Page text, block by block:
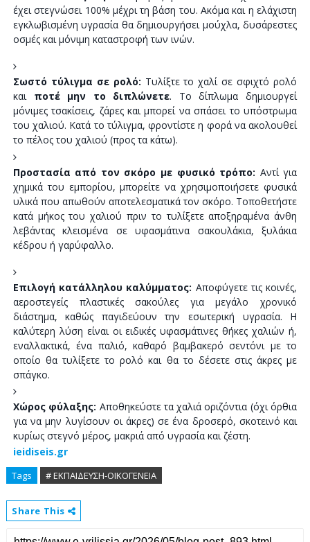
έχει στεγνώσει 100% μέχρι τη βάση του. Ακόμα και η ελάχιστη
εγκλωβισμένη υγρασία θα δημιουργήσει μούχλα, δυσάρεστες
οσμές και μόνιμη καταστροφή των ινών.
Σωστό τύλιγμα σε ρολό: Τυλίξτε το χαλί σε σφιχτό ρολό
και ποτέ μην το διπλώνετε. Το δίπλωμα δημιουργεί
μόνιμες τσακίσεις, ζάρες και μπορεί να σπάσει το υπόστρωμα
του χαλιού. Κατά το τύλιγμα, φροντίστε η φορά να ακολουθεί
το πέλος του χαλιού (προς τα κάτω).
Προστασία από τον σκόρο με φυσικό τρόπο: Αντί για
χημικά του εμπορίου, μπορείτε να χρησιμοποιήσετε φυσικά
υλικά που απωθούν αποτελεσματικά τον σκόρο. Τοποθετήστε
κατά μήκος του χαλιού πριν το τυλίξετε αποξηραμένα άνθη
λεβάντας κλεισμένα σε υφασμάτινα σακουλάκια, ξυλάκια
κέδρου ή γαρύφαλλο.
Επιλογή κατάλληλου καλύμματος: Αποφύγετε τις κοινές,
αεροστεγείς πλαστικές σακούλες για μεγάλο χρονικό
διάστημα, καθώς παγιδεύουν την εσωτερική υγρασία. Η
καλύτερη λύση είναι οι ειδικές υφασμάτινες θήκες χαλιών ή,
εναλλακτικά, ένα παλιό, καθαρό βαμβακερό σεντόνι με το
οποίο θα τυλίξετε το ρολό και θα το δέσετε στις άκρες με
σπάγκο.
Χώρος φύλαξης: Αποθηκεύστε τα χαλιά οριζόντια (όχι όρθια
για να μην λυγίσουν οι άκρες) σε ένα δροσερό, σκοτεινό και
κυρίως στεγνό μέρος, μακριά από υγρασία και ζέστη.
ieidiseis.gr
Tags # ΕΚΠΑΙΔΕΥΣΗ-ΟΙΚΟΓΕΝΕΙΑ
Share This